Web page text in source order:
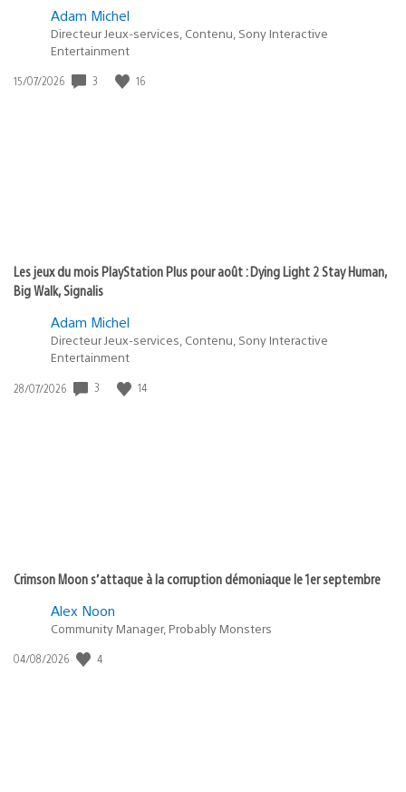
Adam Michel
Directeur Jeux-services, Contenu, Sony Interactive
Entertainment
Date
15/07/2026 3 16
Les jeux du mois PlayStation Plus pour août : Dying Light 2 Stay Human,
Big Walk, Signalis
Adam Michel
Directeur Jeux-services, Contenu, Sony Interactive
Entertainment
Date
28/07/2026 3 14
Crimson Moon s’attaque à la corruption démoniaque le 1er septembre
Alex Noon
Community Manager, Probably Monsters
Date
04/08/2026 4